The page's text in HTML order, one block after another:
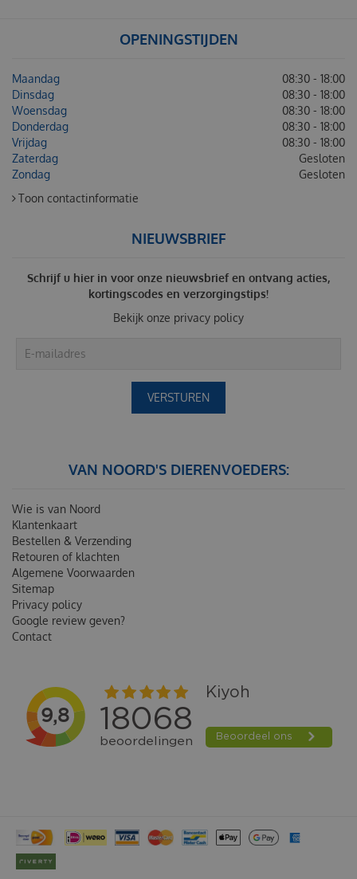
OPENINGSTIJDEN
Maandag
08:30 - 18:00
Dinsdag
08:30 - 18:00
Woensdag
08:30 - 18:00
Donderdag
08:30 - 18:00
Vrijdag
08:30 - 18:00
Zaterdag
Gesloten
Zondag
Gesloten
Toon contactinformatie
NIEUWSBRIEF
Schrijf u hier in voor onze nieuwsbrief en ontvang acties,
kortingscodes en verzorgingstips!
Bekijk onze privacy policy
VAN NOORD'S DIERENVOEDERS:
Wie is van Noord
Klantenkaart
Bestellen & Verzending
Retouren of klachten
Algemene Voorwaarden
Sitemap
Privacy policy
Google review geven?
Contact